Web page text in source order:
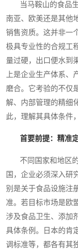
当马鞍山的食品生
南亚、欧美还是其他
销售资质。这并非一
极具专业性的合规工
量过硬，出口便水到
上是企业生产体系、
磨合。它考验的不仅
解、内部管理的精细
此，理解其具体条件
首要前提：精准
不同国家和地区的
国，企业必须深入研
别是关于食品设施注
准。若目标市场是欧
涉及食品卫生、添加
具体条例。日本的肯
调标准等，都各有其